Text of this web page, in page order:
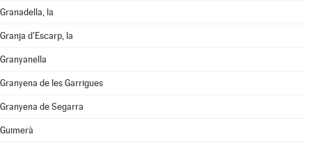
Granadella, la
Granja d'Escarp, la
Granyanella
Granyena de les Garrigues
Granyena de Segarra
Guimerà